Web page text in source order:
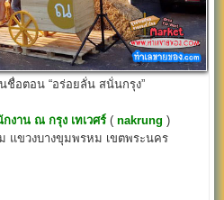
ชื่อตอน “อร่อยลั่น สนั่นกรุง”
กงาน ณ กรุง เทเวศร์ (nakrung )
แขวงบางขุมพรหม เขตพระนคร